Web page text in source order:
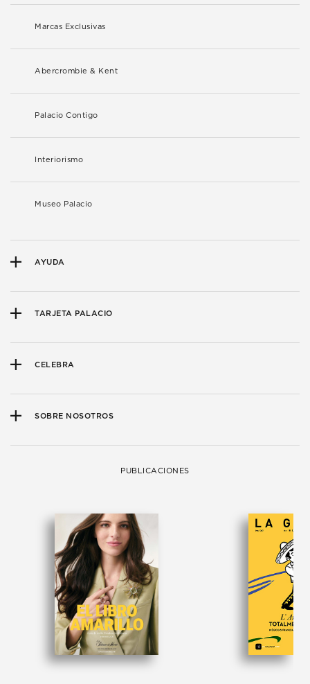
Marcas Exclusivas
Abercrombie & Kent
Palacio Contigo
Interiorismo
Museo Palacio
AYUDA
TARJETA PALACIO
CELEBRA
SOBRE NOSOTROS
PUBLICACIONES